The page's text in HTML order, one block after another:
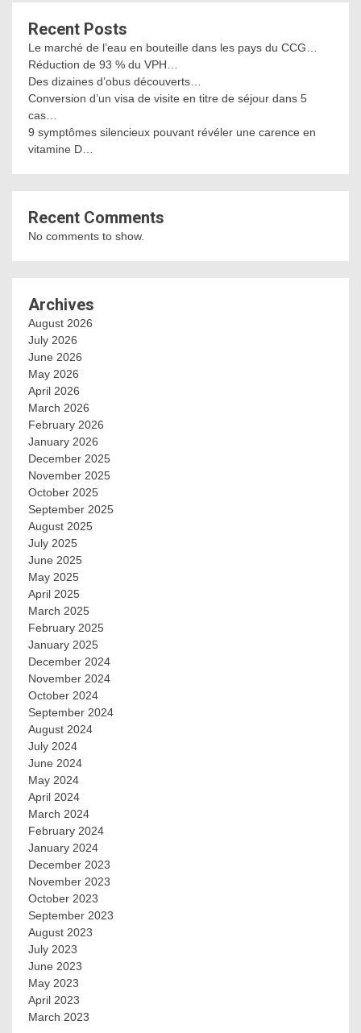
Recent Posts
Le marché de l’eau en bouteille dans les pays du CCG…
Réduction de 93 % du VPH…
Des dizaines d’obus découverts…
Conversion d’un visa de visite en titre de séjour dans 5
cas…
9 symptômes silencieux pouvant révéler une carence en
vitamine D…
Recent Comments
No comments to show.
Archives
August 2026
July 2026
June 2026
May 2026
April 2026
March 2026
February 2026
January 2026
December 2025
November 2025
October 2025
September 2025
August 2025
July 2025
June 2025
May 2025
April 2025
March 2025
February 2025
January 2025
December 2024
November 2024
October 2024
September 2024
August 2024
July 2024
June 2024
May 2024
April 2024
March 2024
February 2024
January 2024
December 2023
November 2023
October 2023
September 2023
August 2023
July 2023
June 2023
May 2023
April 2023
March 2023